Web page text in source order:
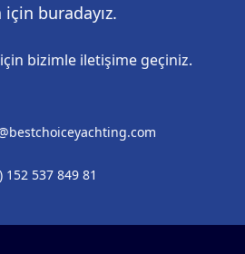
için buradayız.
bizimle iletişime geçiniz.
152 537 849 81